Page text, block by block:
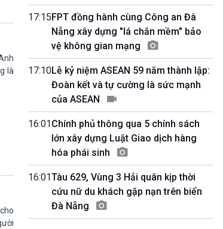
là
12h00-12h57
Thời sự trưa (trực tiếp)
12h57-13h00
Quảng cáo
Câu lạc bộ Âm nhạc
13h30-13h45
Sống chung với biến đổi khí hậu (Phát lại
13h45-14h00
Người Việt ở nước ngoài với quê hương
14h00-15h00
Ca nhạc Chào Năm mới (Phát lại)
Bản tin Thời sự
15h15-15h20
Quảng cáo
15h20-15h50
17:15FPT đồng hành cùng Công an Đà
Nẵng xây dựng "lá chắn mềm" bảo
vệ không gian mạng
17:10Lễ kỷ niệm ASEAN 59 năm thành lập:
Đoàn kết và tự cường là sức mạnh
của ASEAN
16:01Chính phủ thông qua 5 chính sách
lớn xây dựng Luật Giao dịch hàng
hóa phái sinh
16:01Tàu 629, Vùng 3 Hải quân kịp thời
cứu nữ du khách gặp nạn trên biển
Đà Nẵng